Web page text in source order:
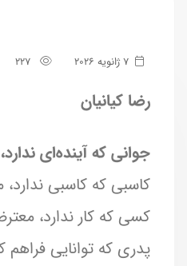
7 ژانویه 2026
رضا کیانیان
جوانی که آینده‌ای
کاسبی که کاسبی
کسی که کار ندارد،
پدری که توانایی